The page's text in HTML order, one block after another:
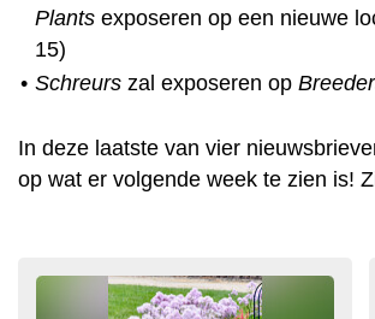
Plants exposeren op een nieuwe
15)
• Schreurs zal exposeren op
In deze laatste van vier
op wat er volgende week te zien is!